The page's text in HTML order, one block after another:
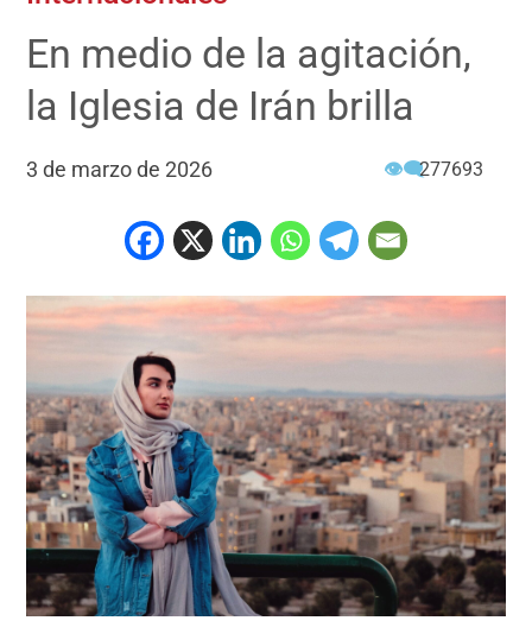
En medio de la agitación,
la Iglesia de Irán brilla
3 de marzo de 2026 👁‍🗨277693